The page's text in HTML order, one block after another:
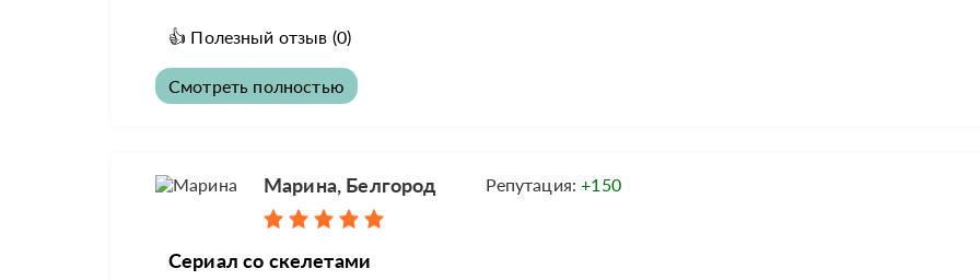
👍 Полезный отзыв (0)
Смотреть полностью
Марина, Белгород Репутация:+150
Сериал со скелетами